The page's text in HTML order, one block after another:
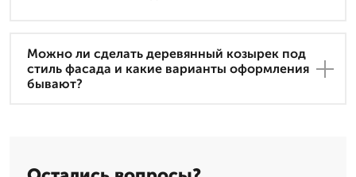
Можно ли сделать деревянный козырек под
стиль фасада и какие варианты оформления
бывают?